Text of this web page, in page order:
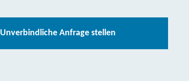
Unverbindliche Anfrage stellen